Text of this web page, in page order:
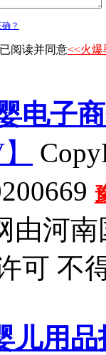
？
阅读并同意<<火
电子
由河
可 不
儿用品